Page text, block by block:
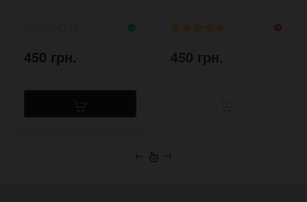
450 грн. 450 грн.
← →